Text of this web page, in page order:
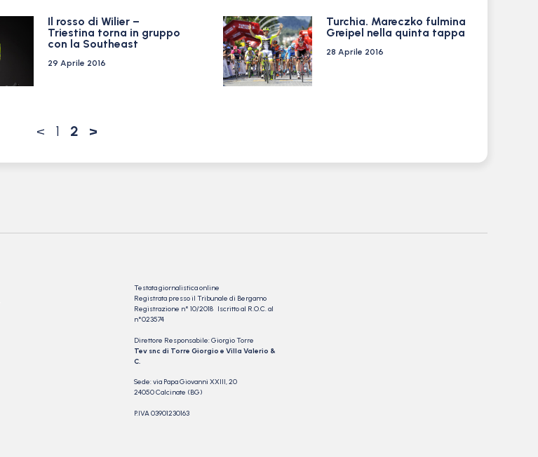
Il rosso di Wilier –
Triestina torna in gruppo
con la Southeast
29 Aprile 2016
Turchia. Mareczko fulmina
Greipel nella quinta tappa
28 Aprile 2016
< 1 2 >
Testata giornalistica online
Registrata presso il Tribunale di Bergamo
Registrazione n° 10/2018 Iscritto al R.O.C. al
n°023574
Direttore Responsabile: Giorgio Torre
Tev snc di Torre Giorgio e Villa Valerio &
C.
Sede: via Papa Giovanni XXIII, 20
24050 Calcinate (BG)
P.IVA 03901230163